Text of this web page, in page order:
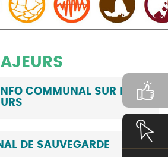
COMMUNAL SUR LES
DE SAUVEGARDE